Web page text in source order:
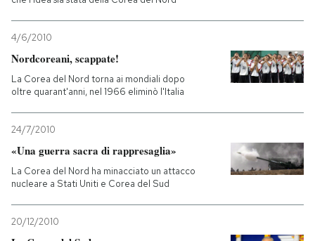
SHOP
AREA PERSONALE
Entra
4/6/2010
Nordcoreani, scappate!
La Corea del Nord torna ai mondiali dopo
oltre quarant'anni, nel 1966 eliminò l'Italia
24/7/2010
«Una guerra sacra di rappresaglia»
La Corea del Nord ha minacciato un attacco
nucleare a Stati Uniti e Corea del Sud
20/12/2010